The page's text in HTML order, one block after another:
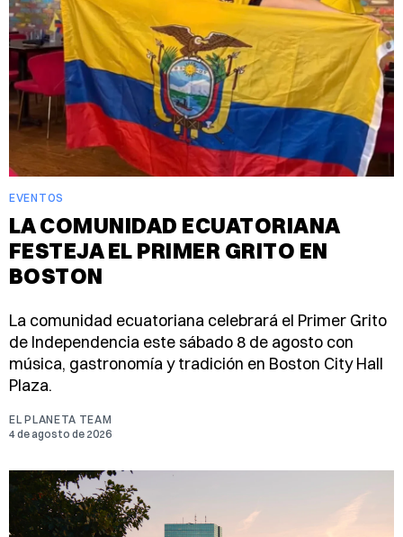
EVENTOS
LA COMUNIDAD ECUATORIANA
FESTEJA EL PRIMER GRITO EN
BOSTON
La comunidad ecuatoriana celebrará el Primer Grito
de Independencia este sábado 8 de agosto con
música, gastronomía y tradición en Boston City Hall
Plaza.
EL PLANETA TEAM
4 de agosto de 2026